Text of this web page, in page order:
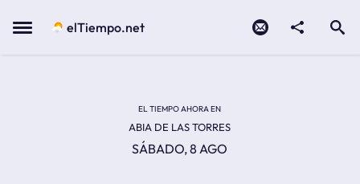
Menu elTiempo.net
EL TIEMPO AHORA EN
ABIA DE LAS TORRES
SÁBADO, 8 AGO